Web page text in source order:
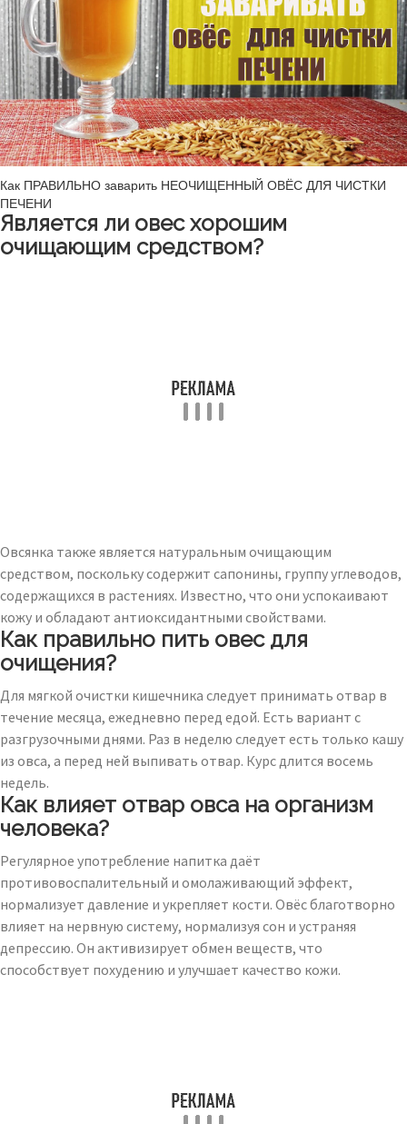
Как ПРАВИЛЬНО заварить НЕОЧИЩЕННЫЙ ОВЁС ДЛЯ ЧИСТКИ
ПЕЧЕНИ
Является ли овес хорошим
очищающим средством?
Овсянка также является натуральным очищающим
средством, поскольку содержит сапонины, группу углеводов,
содержащихся в растениях. Известно, что они успокаивают
кожу и обладают антиоксидантными свойствами.
Как правильно пить овес для
очищения?
Для мягкой очистки кишечника следует принимать отвар в
течение месяца, ежедневно перед едой. Есть вариант с
разгрузочными днями. Раз в неделю следует есть только кашу
из овса, а перед ней выпивать отвар. Курс длится восемь
недель.
Как влияет отвар овса на организм
человека?
Регулярное употребление напитка даёт
противовоспалительный и омолаживающий эффект,
нормализует давление и укрепляет кости. Овёс благотворно
влияет на нервную систему, нормализуя сон и устраняя
депрессию. Он активизирует обмен веществ, что
способствует похудению и улучшает качество кожи.